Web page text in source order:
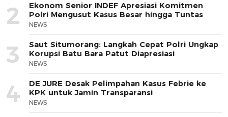
2
Ekonom Senior INDEF Apresiasi Komitmen
Polri Mengusut Kasus Besar hingga Tuntas
NEWS
3
Saut Situmorang: Langkah Cepat Polri Ungkap
Korupsi Batu Bara Patut Diapresiasi
NEWS
4
DE JURE Desak Pelimpahan Kasus Febrie ke
KPK untuk Jamin Transparansi
NEWS